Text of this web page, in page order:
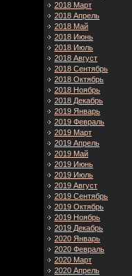
2018 Март
2018 Апрель
2018 Май
2018 Июнь
2018 Июль
2018 Август
2018 Сентябрь
2018 Октябрь
2018 Ноябрь
2018 Декабрь
2019 Январь
2019 Февраль
2019 Март
2019 Апрель
2019 Май
2019 Июнь
2019 Июль
2019 Август
2019 Сентябрь
2019 Октябрь
2019 Ноябрь
2019 Декабрь
2020 Январь
2020 Февраль
2020 Март
2020 Апрель